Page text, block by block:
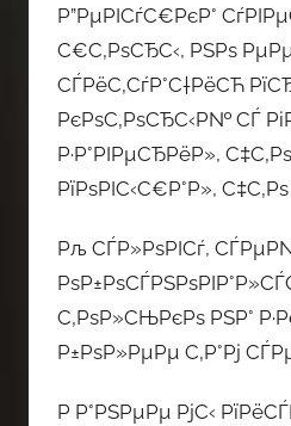
Р”РµРІСѓС€РєР°
С€С‚РѕСЂС‹, РЅРѕ РµРµ
СЃРёС‚СѓР°С†РёСЋ
РєРѕС‚РѕСЂС‹Р№ СЃ
Р·Р°РІРµСЂРёР»,
РїРѕРІС‹С€Р°Р»,
Рљ СЃР»РѕРІСѓ,
С‚РѕР»СЊРєРѕ РЅР°
Р±РѕР»РµРµ С‚Р°Рј
Р Р°РЅРµРµ РјС‹